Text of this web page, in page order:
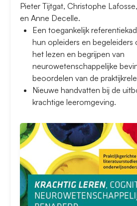
Pieter Tijtgat, Christophe
en Anne Decelle.
Een toegankelijk
hun opleiders en begeleiders
het lezen en begrijpen van
neurowetenschappelijke
beoordelen van de
Nieuwe handvatten bij de
krachtige leeromgeving.